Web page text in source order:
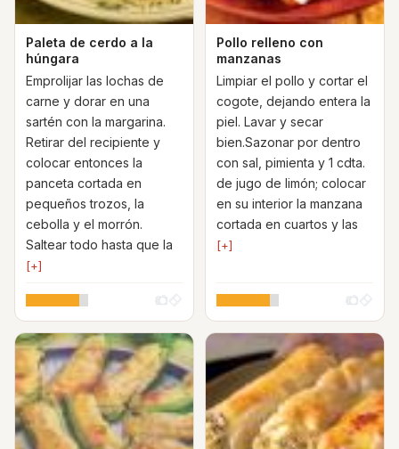
Paleta de cerdo a la
húngara
Emprolijar las lochas de
carne y dorar en una
sartén con la margarina.
Retirar del recipiente y
colocar entonces la
panceta cortada en
pequeños trozos, la
cebolla y el morrón.
Saltear todo hasta que la
[+]
Pollo relleno con
manzanas
Limpiar el pollo y cortar el
cogote, dejando entera la
piel. Lavar y secar
bien.Sazonar por dentro
con sal, pimienta y 1 cdta.
de jugo de limón; colocar
en su interior la manzana
cortada en cuartos y las
[+]